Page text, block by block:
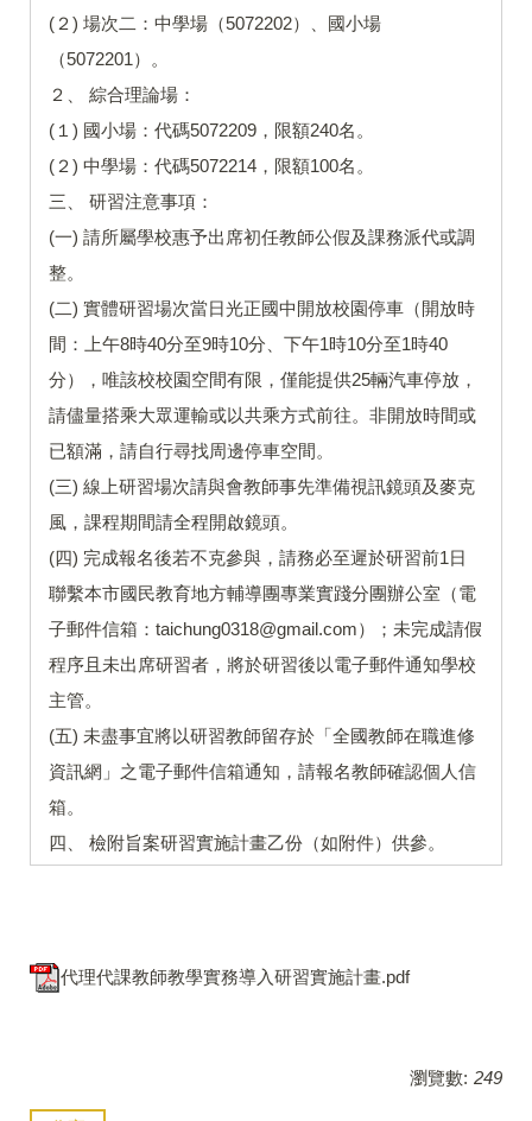
(２) 場次二：中學場（5072202）、國小場
（5072201）。
２、 綜合理論場：
(１) 國小場：代碼5072209，限額240名。
(２) 中學場：代碼5072214，限額100名。
三、 研習注意事項：
(一) 請所屬學校惠予出席初任教師公假及課務派代或調
整。
(二) 實體研習場次當日光正國中開放校園停車（開放時
間：上午8時40分至9時10分、下午1時10分至1時40
分），唯該校校園空間有限，僅能提供25輛汽車停放，
請儘量搭乘大眾運輸或以共乘方式前往。非開放時間或
已額滿，請自行尋找周邊停車空間。
(三) 線上研習場次請與會教師事先準備視訊鏡頭及麥克
風，課程期間請全程開啟鏡頭。
(四) 完成報名後若不克參與，請務必至遲於研習前1日
聯繫本市國民教育地方輔導團專業實踐分團辦公室（電
子郵件信箱：taichung0318@gmail.com）；未完成請假
程序且未出席研習者，將於研習後以電子郵件通知學校
主管。
(五) 未盡事宜將以研習教師留存於「全國教師在職進修
資訊網」之電子郵件信箱通知，請報名教師確認個人信
箱。
四、 檢附旨案研習實施計畫乙份（如附件）供參。
代理代課教師教學實務導入研習實施計畫.pdf
瀏覽數: 249